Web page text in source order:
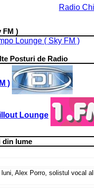
Radio
FM )
Lounge ( Sky FM )
Posturi de Radio
)
Lounge
din lume
Alex Porro, solistul vocal